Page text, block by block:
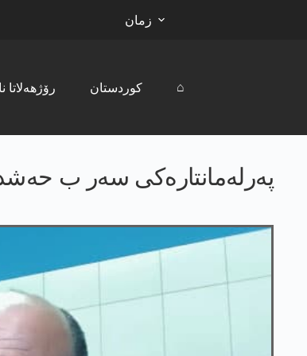
زمان
رۆژھەلاتا کوردستان ⌂
پەرلەمانتارەکی سەر ب